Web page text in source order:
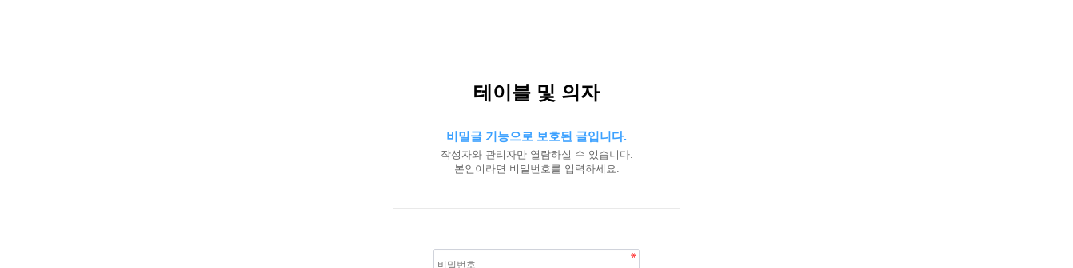
테이블 및 의자
비밀글 기능으로 보호된 글입니다.
작성자와 관리자만 열람하실 수 있습니다.
본인이라면 비밀번호를 입력하세요.